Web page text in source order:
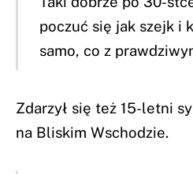
poczuć się jak szejk i
samo, co z
Zdarzył się też 15-letni
na Bliskim Wschodzie.